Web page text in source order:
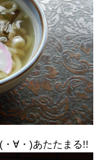
∀・)あたたまる!!